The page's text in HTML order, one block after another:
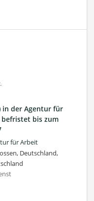
der Agentur für
bis zum
für Arbeit
Deutschland,